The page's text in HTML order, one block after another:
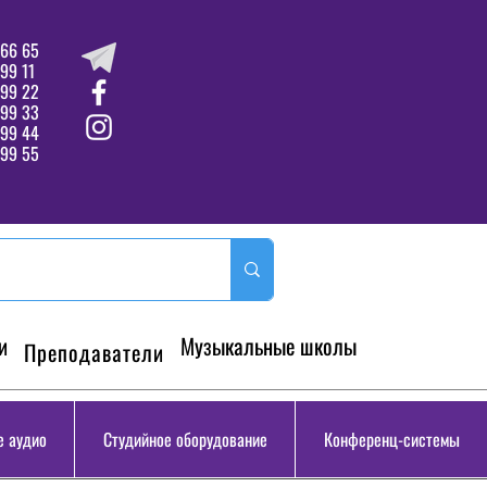
65
11
22
33
44
55
Преподаватели Музыкальные школы
аудио Студийное оборудование Конференц-системы